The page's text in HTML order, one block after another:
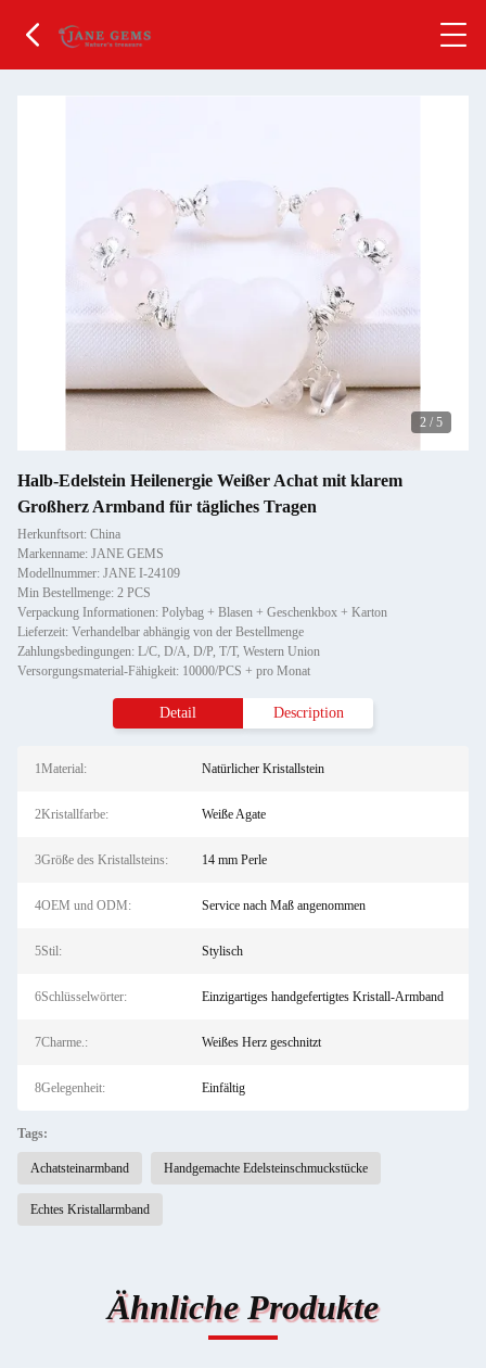
2 / 5
Halb-Edelstein Heilenergie Weißer Achat mit klarem
Großherz Armband für tägliches Tragen
Herkunftsort: China
Markenname: JANE GEMS
Modellnummer: JANE I-24109
Min Bestellmenge: 2 PCS
Verpackung Informationen: Polybag + Blasen + Geschenkbox + Karton
Lieferzeit: Verhandelbar abhängig von der Bestellmenge
Zahlungsbedingungen: L/C, D/A, D/P, T/T, Western Union
Versorgungsmaterial-Fähigkeit: 10000/PCS + pro Monat
Detail Description
1Material: Natürlicher Kristallstein
2Kristallfarbe: Weiße Agate
3Größe des Kristallsteins: 14 mm Perle
4OEM und ODM: Service nach Maß angenommen
5Stil: Stylisch
6Schlüsselwörter: Einzigartiges handgefertigtes Kristall-Armband
7Charme.: Weißes Herz geschnitzt
8Gelegenheit: Einfältig
Tags:
Achatsteinarmband Handgemachte Edelsteinschmuckstücke
Echtes Kristallarmband
Ähnliche Produkte